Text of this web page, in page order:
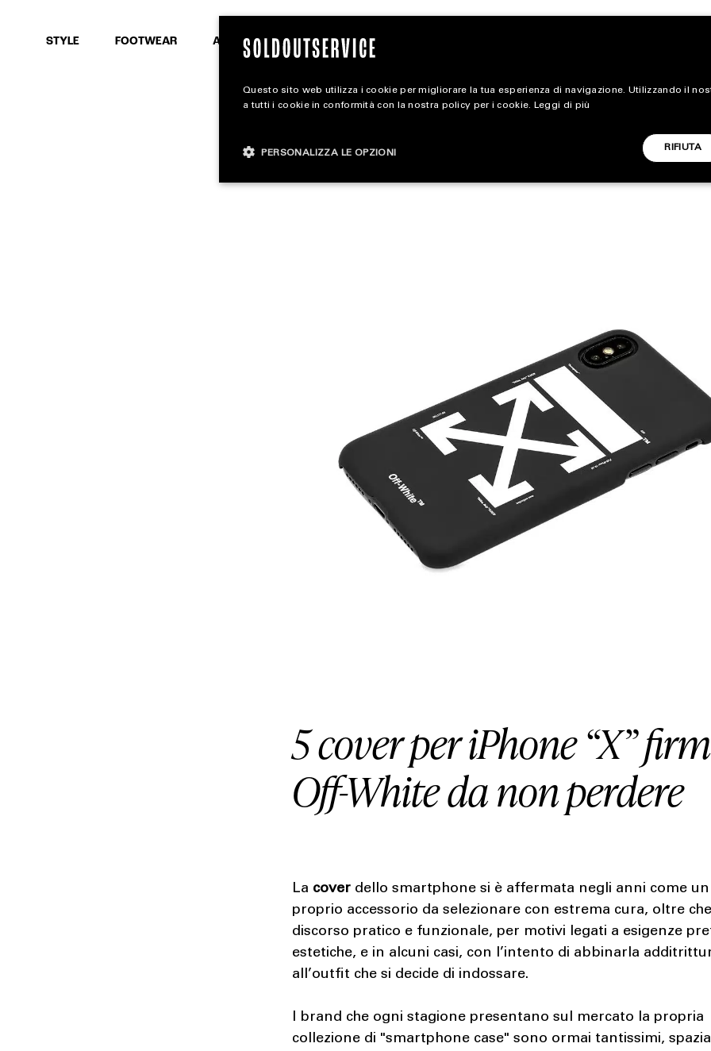
STYLE FOOTWEAR ACCESSORIES
SEARCH
FOOD & BEVERAGE
HOUSE
LIFESTYLE
MOTORS
SOUND
5 cover per iPhone “X”
Off-White da non perdere
La cover dello smartphone si è affermata negli anni come
proprio accessorio da selezionare con estrema cura, oltre
discorso pratico e funzionale, per motivi legati a esigenze
estetiche, e in alcuni casi, con l’intento di abbinarla
all’outfit che si decide di indossare.
I brand che ogni stagione presentano sul mercato la propria
collezione di "smartphone case" sono ormai tantissimi,
Questo sito web utilizza i cookie per migliorare la tua esperienza di navigazione. Utilizzando il
a tutti i cookie in conformità con la nostra policy per i cookie. Leggi di più
RIFIUTA
PERSONALIZZA LE OPZIONI